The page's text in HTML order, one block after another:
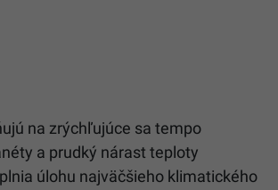
na zrýchľujúce sa tempo
a prudký nárast teploty
úlohu najväčšieho klimatického